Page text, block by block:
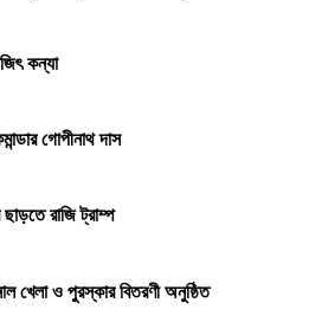
কন্যা
গোপীনাথ দাস
রাজি ট্রাম্প
খেলা ও পুরস্কার বিতরণী অনুষ্ঠিত